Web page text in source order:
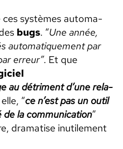
ces sys­tèmes automa­
bugs. “Une année,
automa­tique­ment par
erreur”. Et que
au détri­ment d’une rela­
“ce n’est pas un out­il
de la com­mu­ni­ca­tion”
drama­tise inutile­ment